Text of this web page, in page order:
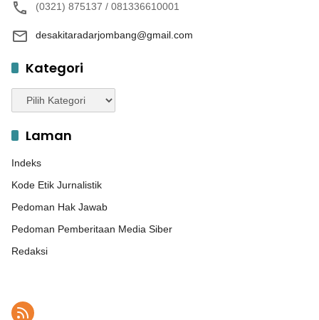
(0321) 875137 / 081336610001
desakitaradarjombang@gmail.com
Kategori
Kategori
Laman
Indeks
Kode Etik Jurnalistik
Pedoman Hak Jawab
Pedoman Pemberitaan Media Siber
Redaksi